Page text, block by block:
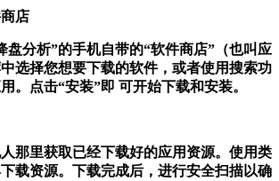
店
盘分析”的手机自带的“软件商店”（也叫应
选择您想要下载的软件，或者使用搜索功
。点击“安装”即 可开始下载和安装。
那里获取已经下载好的应用资源。使用类
载资源。下载完成后，进行安全扫描以确